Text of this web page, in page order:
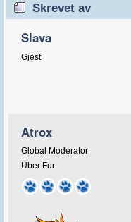
Skrevet av
Slava
Gjest
Atrox
Global Moderator
Über Fur